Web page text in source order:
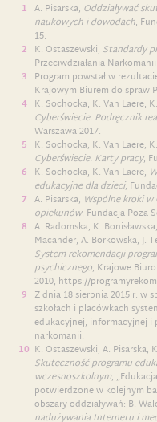
A. Pisarska, Oddziaływać
naukowych i dowodach,
15.
K. Ostaszewski, Standardy
Przeciwdziałania
Program powstał w
Krajowym Biurem do spraw
K. Sochocka, K. Van Laere,
Cyberświecie. Podręcznik
Warszawa 2017.
K. Sochocka, K. Van Laere,
Cyberświecie. Karty pracy,
K. Sochocka, K. Van Laere,
edukacyjne dla dzieci,
A. Pisarska, Wspólne kroki
opiekunów, Fundacja Poza
A. Radomska, K.
Macander, A. Borkowska, J.
System rekomendacji
psychicznego, Krajowe
2010, https://
Z dnia 18 sierpnia 2015 r. w
szkołach i placówkach
edukacyjnej, informacyjnej i
narkomanii.
K. Ostaszewski, A. Pisarska,
Skuteczność programu
wczesnoszkolnym,
potwierdzone w kolejnym
obszary oddziaływań: B.
nadużywania Internetu i